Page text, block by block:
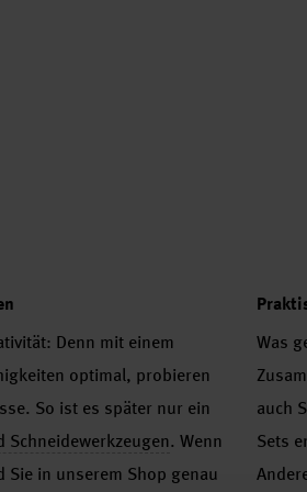
Denn mit einem
optimal, probieren
So ist es später nur ein
Schneidewerkzeugen. Wenn
in unserem Shop genau
Was
auch
Sets